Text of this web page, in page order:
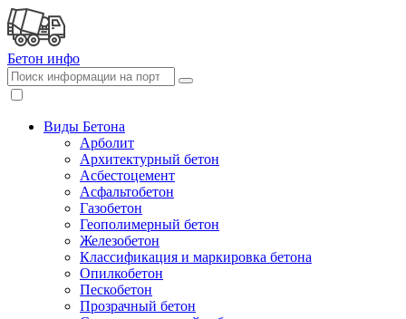
Бетон инфо
Виды Бетона
Арболит
Архитектурный бетон
Асбестоцемент
Асфальтобетон
Газобетон
Геополимерный бетон
Железобетон
Классификация и маркировка бетона
Опилкобетон
Пескобетон
Прозрачный бетон